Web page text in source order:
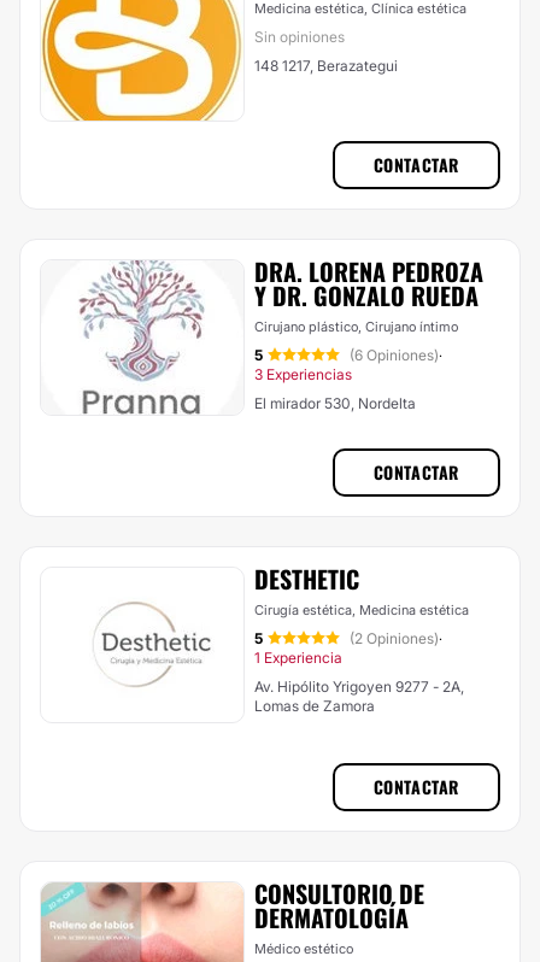
Medicina estética, Clínica estética
Sin opiniones
148 1217, Berazategui
CONTACTAR
DRA. LORENA PEDROZA
Y DR. GONZALO RUEDA
Cirujano plástico, Cirujano íntimo
5 (6 Opiniones)·
3 Experiencias
El mirador 530, Nordelta
CONTACTAR
DESTHETIC
Cirugía estética, Medicina estética
5 (2 Opiniones)·
1 Experiencia
Av. Hipólito Yrigoyen 9277 - 2A,
Lomas de Zamora
CONTACTAR
CONSULTORIO DE
DERMATOLOGÍA
Médico estético